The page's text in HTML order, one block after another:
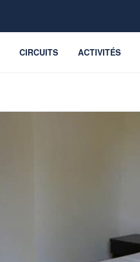
CIRCUITS ACTIVITÉS